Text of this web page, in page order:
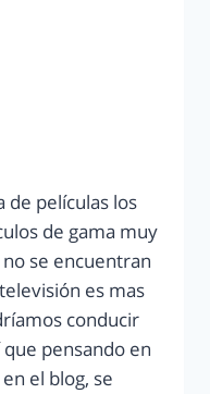
de películas los
de gama muy
se encuentran
es mas
conducir
pensando en
el blog, se